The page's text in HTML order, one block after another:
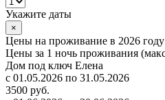
Укажите даты
×
Цены на проживание в 2026 году
Цены за 1 ночь проживания
Дом под ключ Елена
с 01.05.2026 по 31.05.2026
3500 руб.